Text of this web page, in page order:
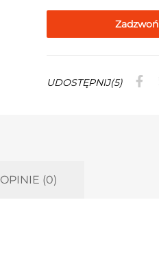
Zadzwoń
UDOSTĘPNIJ(5)
OPINIE (0)